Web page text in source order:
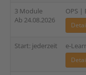
3 Module
Ab 24.08.2026
OPS |
Start: jederzeit e-